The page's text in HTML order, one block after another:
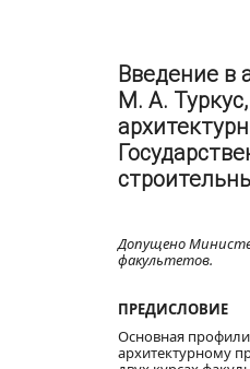
Введение в
М. А.
Допущено
факультетов.
ПРЕДИСЛОВИЕ
Основная
архитектурному